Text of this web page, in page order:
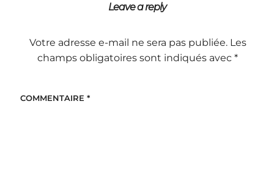
Leave a reply
Votre adresse e-mail ne sera pas publiée. Les
champs obligatoires sont indiqués avec*
COMMENTAIRE *